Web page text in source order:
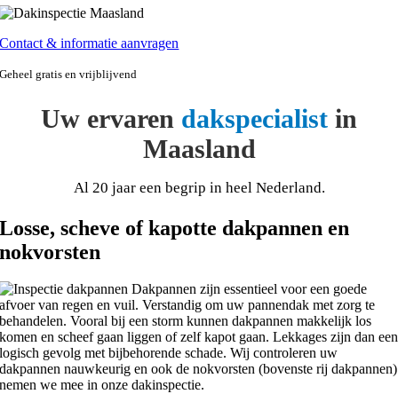
Contact & informatie aanvragen
Geheel gratis en vrijblijvend
Uw ervaren dakspecialist in
Maasland
Al 20 jaar een begrip in heel Nederland.
Losse, scheve of kapotte dakpannen en
nokvorsten
Dakpannen zijn essentieel voor een goede
afvoer van regen en vuil. Verstandig om uw pannendak met zorg te
behandelen. Vooral bij een storm kunnen dakpannen makkelijk los
komen en scheef gaan liggen of zelf kapot gaan. Lekkages zijn dan een
logisch gevolg met bijbehorende schade. Wij controleren uw
dakpannen nauwkeurig en ook de nokvorsten (bovenste rij dakpannen)
nemen we mee in onze dakinspectie.